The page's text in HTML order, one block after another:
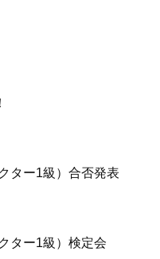
ター1級）合否発表
ター1級）検定会